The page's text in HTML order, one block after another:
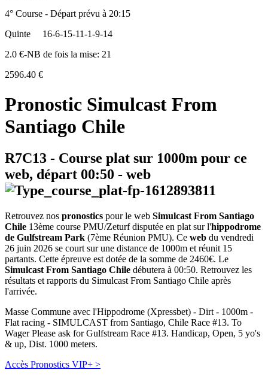
4° Course - Départ prévu à 20:15
Quinte
16-6-15-11-1-9-14
2.0 €-NB de fois la mise: 21
2596.40 €
Pronostic Simulcast From
Santiago Chile
R7C13 - Course plat sur 1000m pour ce
web, départ 00:50 - web
Retrouvez nos pronostics pour le web Simulcast From Santiago
Chile 13ème course PMU/Zeturf disputée en plat sur l'hippodrome
de Gulfstream Park (7ème Réunion PMU). Ce web du vendredi
26 juin 2026 se court sur une distance de 1000m et réunit 15
partants. Cette épreuve est dotée de la somme de 2460€. Le
Simulcast From Santiago Chile débutera à 00:50. Retrouvez les
résultats et rapports du Simulcast From Santiago Chile après
l'arrivée.
Masse Commune avec l'Hippodrome (Xpressbet) - Dirt - 1000m -
Flat racing - SIMULCAST from Santiago, Chile Race #13. To
Wager Please ask for Gulfstream Race #13. Handicap, Open, 5 yo's
& up, Dist. 1000 meters.
Accès Pronostics VIP+ >